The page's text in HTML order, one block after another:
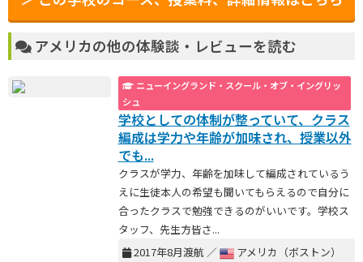
アメリカの他の体験談・レビューを読む
ニューイングランド・スクール・オブ・イングリッ
シュ
学校としての体制が整っていて、クラス
編成は学力や年齢が加味され、授業以外
でも...
クラスが学力、年齢を加味して編成されているう
えに生徒本人の希望も聞いてもらえるので自分に
合ったクラスで勉強できるのがいいです。学校ス
タッフ、先生方皆さ...
2017年8月渡航 ／
アメリカ（ボストン）